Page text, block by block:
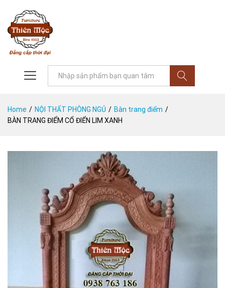
Home / NỘI THẤT PHÒNG NGỦ / Bàn trang điểm /
BÀN TRANG ĐIỂM CỔ ĐIỂN LIM XANH